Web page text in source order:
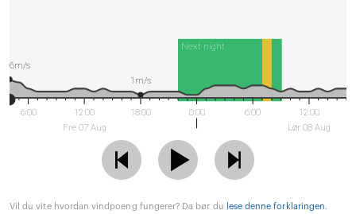
Next night
6:00
12:00
Fre 07 Aug
18:00 0:00 6:00
12:00
Lør 08 Aug
6m/s
1m/s
Vil du vite hvordan vindpoeng fungerer? Da bør du lese denne forklaringen.